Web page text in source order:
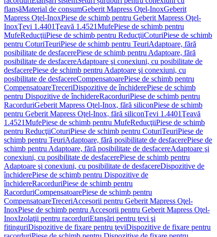
flanșăMaterial de consumGeberit Mapress Oţel-InoxGeberit
Mapress Oţel-InoxPiese de schimb pentru Geberit Mapress Oţel-
InoxŢevi 1.4401Ţeavă 1.4521MufePiese de schimb pentru
MufeReducţiiPiese de schimb pentru ReducţiiCoturiPiese de schimb
pentru CoturiTeuriPiese de schimb pentru TeuriAdaptoare, fără
posibilitate de desfacerePiese de schimb pentru Adaptoare, fără
posibilitate de desfacereAdaptoare şi conexiuni, cu posibilitate de
desfacerePiese de schimb pentru Adaptoare şi conexiuni, cu
posibilitate de desfacereCompensatoarePiese de schimb pentru
CompensatoareTreceriDispozitive de închiderePiese de schimb
pentru Dispozitive de închidereRacorduriPiese de schimb pentru
RacorduriGeberit Mapress Oţel-Inox, fără siliconPiese de schimb
pentru Geberit Mapress Oţel-Inox, fără siliconŢevi 1.4401Ţeavă
1.4521MufePiese de schimb pentru MufeReducţiiPiese de schimb
pentru ReducţiiCoturiPiese de schimb pentru CoturiTeuriPiese de
schimb pentru TeuriAdaptoare, fără posibilitate de desfacerePiese de
schimb pentru Adaptoare, fără posibilitate de desfacereAdaptoare şi
conexiuni, cu posibilitate de desfacerePiese de schimb pentru
Adaptoare şi conexiuni, cu posibilitate de desfacereDispozitive de
închiderePiese de schimb pentru Dispozitive de
închidereRacorduriPiese de schimb pentru
RacorduriCompensatoarePiese de schimb pentru
CompensatoareTreceriAccesorii pentru Geberit Mapress Oţel-
InoxPiese de schimb pentru Accesorii pentru Geberit Mapress Oţel-
InoxIzolaţii pentru racorduriEtanşări pentru ţevi şi
fitinguriDispozitive de fixare pentru ţeviDispozitive de fixare pentru